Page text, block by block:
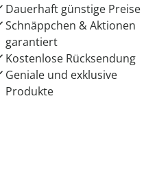
Dauerhaft günstige Preise
Schnäppchen & Aktionen
garantiert
Kostenlose Rücksendung
Geniale und exklusive
Produkte